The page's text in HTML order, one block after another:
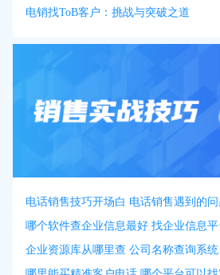
电销找ToB客户：挑战与突破之道
电话销售技巧开场白 电话销售遇到的问
哪个软件查企业信息最好 找企业信息平
企业资源库从哪里查 公司名称查询系统